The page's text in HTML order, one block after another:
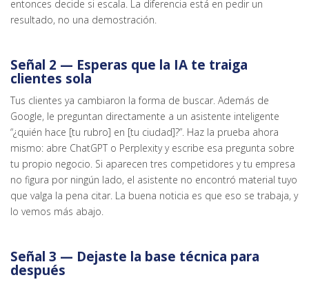
entonces decide si escala. La diferencia está en pedir un
resultado, no una demostración.
Señal 2 — Esperas que la IA te traiga
clientes sola
Tus clientes ya cambiaron la forma de buscar. Además de
Google, le preguntan directamente a un asistente inteligente
“¿quién hace [tu rubro] en [tu ciudad]?”. Haz la prueba ahora
mismo: abre ChatGPT o Perplexity y escribe esa pregunta sobre
tu propio negocio. Si aparecen tres competidores y tu empresa
no figura por ningún lado, el asistente no encontró material tuyo
que valga la pena citar. La buena noticia es que eso se trabaja, y
lo vemos más abajo.
Señal 3 — Dejaste la base técnica para
después